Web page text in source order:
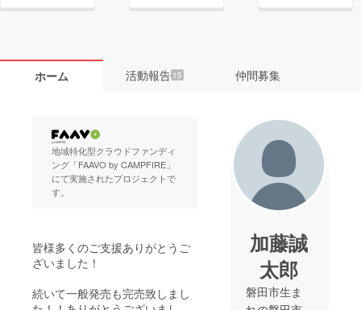
ホーム 活動報告 15 仲間募集
地域特化型クラウドファンディ
ング「FAAVO by CAMPFIRE」
にて実施されたプロジェクトで
す。
皆様多くのご支援ありがとうご
ざいました！
続いて一般発売も完売致しまし
加藤誠
太郎
磐田市生ま